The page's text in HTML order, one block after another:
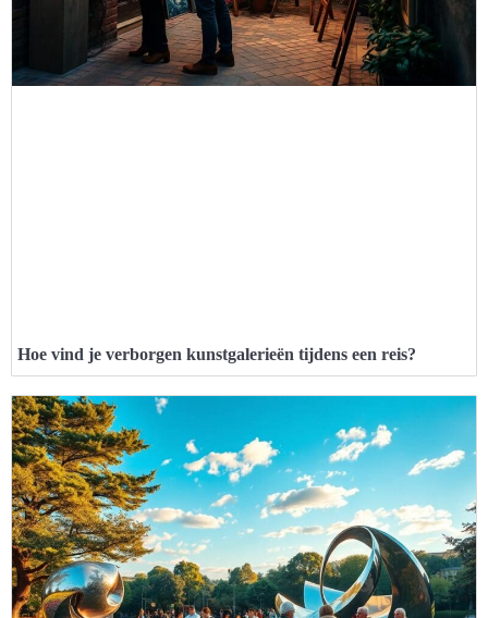
Hoe vind je verborgen kunstgalerieën tijdens een reis?